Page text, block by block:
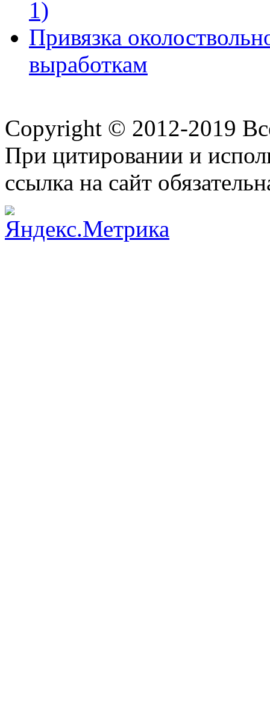
1)
Привязка
выработкам
Copyright © 2012-2019
При цитировании и
ссылка на сайт